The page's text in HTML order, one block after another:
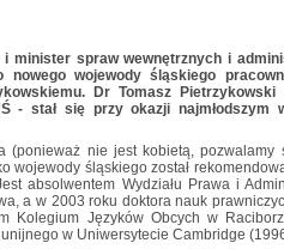
minister spraw wewnętrznych i
nowego wojewody śląskiego
Dr Tomasz
- stał się przy okazji najmłodszym
(ponieważ nie jest kobietą, pozwalamy
wojewody śląskiego został
absolwentem Wydziału Prawa i
a w 2003 roku doktora nauk
Kolegium Języków Obcych w
w Uniwersytecie Cambridge